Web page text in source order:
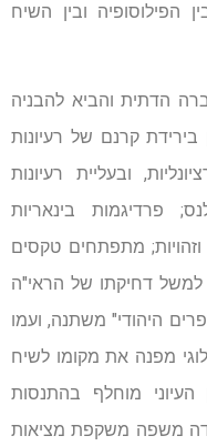
הפילוסופיה ובין השיח
הדתית והביא להבניה
קרנם של רעיונות
ובעליית רעיונות
פרדיגמות בינאריות
מתפתחים טקסים
למשל דחיקתו של הראי"ה
היהודי" משתנה, ועמו
מפנה את מקומו לשיח
העיוני מוחלף בהתנסות
משפה משקפת מציאות